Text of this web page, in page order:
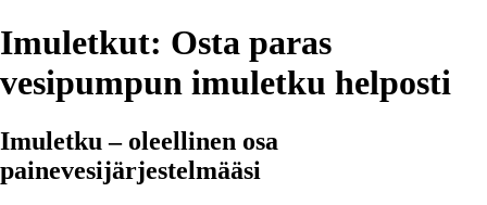
Imuletkut: Osta paras
vesipumpun imuletku helposti
Imuletku – oleellinen osa
painevesijärjestelmääsi